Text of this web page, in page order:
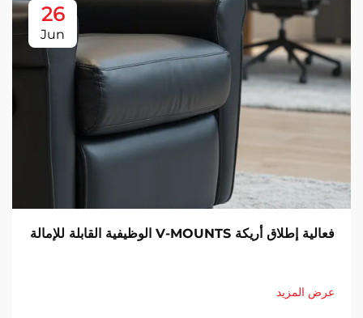
26
Jun
فعالية إطلاق أريكة V-MOUNTS الوظيفية القابلة للإمالة
عرض المزيد